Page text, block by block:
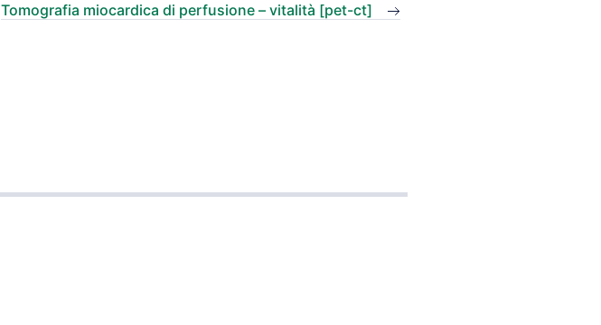
Tomografia miocardica di perfusione – vitalità [pet-ct]